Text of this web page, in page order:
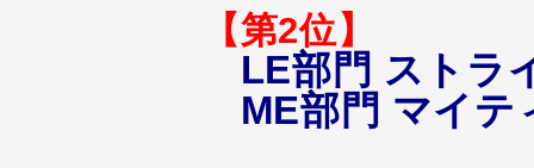
【第2位】
LE部門 ストラ
ME部門 マイ